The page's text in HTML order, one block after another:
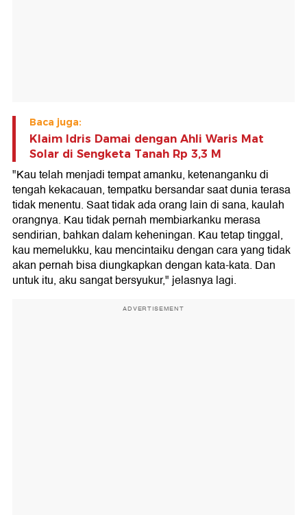
Baca juga:
Klaim Idris Damai dengan Ahli Waris Mat
Solar di Sengketa Tanah Rp 3,3 M
"Kau telah menjadi tempat amanku, ketenanganku di
tengah kekacauan, tempatku bersandar saat dunia terasa
tidak menentu. Saat tidak ada orang lain di sana, kaulah
orangnya. Kau tidak pernah membiarkanku merasa
sendirian, bahkan dalam keheningan. Kau tetap tinggal,
kau memelukku, kau mencintaiku dengan cara yang tidak
akan pernah bisa diungkapkan dengan kata-kata. Dan
untuk itu, aku sangat bersyukur," jelasnya lagi.
ADVERTISEMENT